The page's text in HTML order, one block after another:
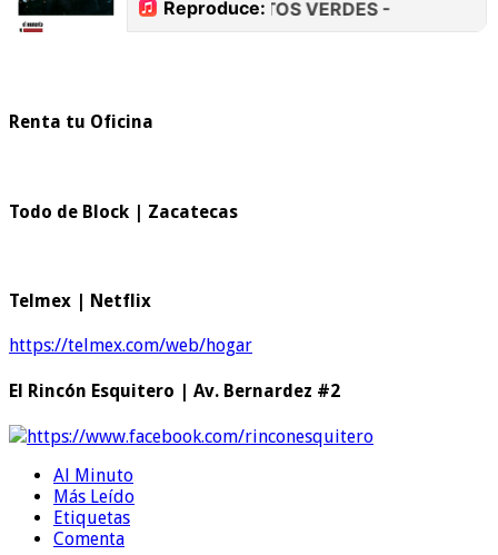
Renta tu Oficina
Todo de Block | Zacatecas
Telmex | Netflix
https://telmex.com/web/hogar
El Rincón Esquitero | Av. Bernardez #2
https://www.facebook.com/rinconesquitero
Al Minuto
Más Leído
Etiquetas
Comenta